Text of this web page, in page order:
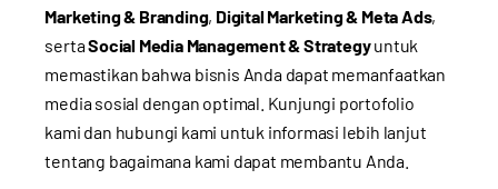
Marketing & Branding, Digital Marketing & Meta Ads,
sertaSocial Media Management & Strategyuntuk
memastikan bahwa bisnis Anda dapat memanfaatkan
media sosial dengan optimal. Kunjungi portofolio
kami dan hubungi kami untuk informasi lebih lanjut
tentang bagaimana kami dapat membantu Anda.